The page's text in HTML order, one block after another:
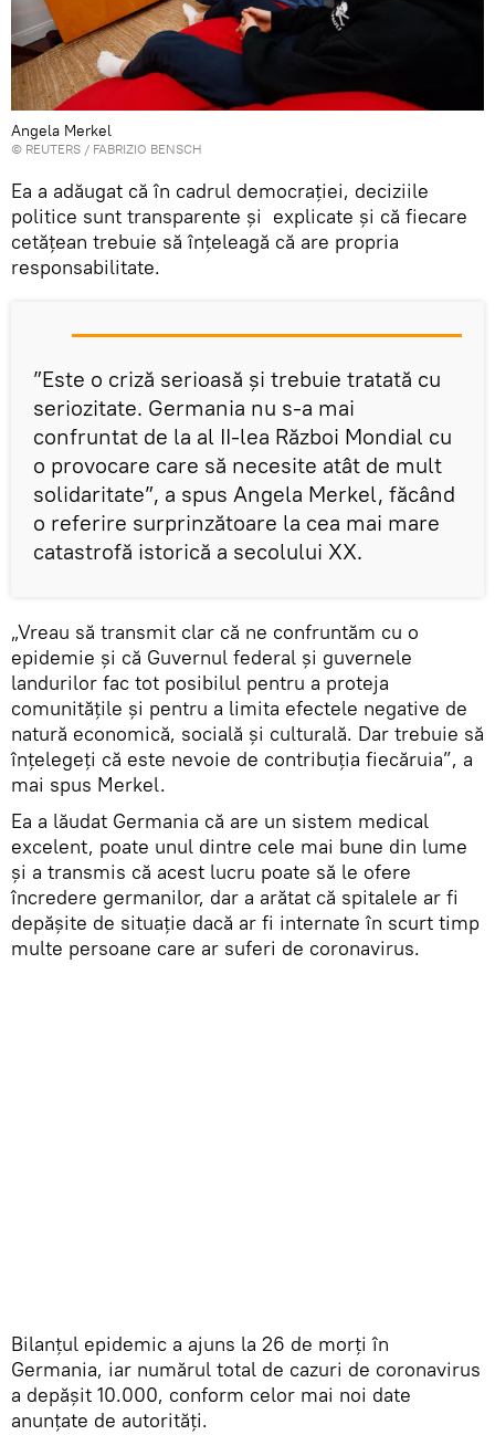
Angela Merkel
© REUTERS / FABRIZIO BENSCH
Ea a adăugat că în cadrul democraţiei, deciziile
politice sunt transparente şi explicate și că fiecare
cetăţean trebuie să înţeleagă că are propria
responsabilitate.
”Este o criză serioasă şi trebuie tratată cu
seriozitate. Germania nu s-a mai
confruntat de la al II-lea Război Mondial cu
o provocare care să necesite atât de mult
solidaritate”, a spus Angela Merkel, făcând
o referire surprinzătoare la cea mai mare
catastrofă istorică a secolului XX.
„Vreau să transmit clar că ne confruntăm cu o
epidemie şi că Guvernul federal şi guvernele
landurilor fac tot posibilul pentru a proteja
comunităţile şi pentru a limita efectele negative de
natură economică, socială şi culturală. Dar trebuie să
înţelegeţi că este nevoie de contribuţia fiecăruia”, a
mai spus Merkel.
Ea a lăudat Germania că are un sistem medical
excelent, poate unul dintre cele mai bune din lume
și a transmis că acest lucru poate să le ofere
încredere germanilor, dar a arătat că spitalele ar fi
depăşite de situaţie dacă ar fi internate în scurt timp
multe persoane care ar suferi de coronavirus.
Bilanţul epidemic a ajuns la 26 de morţi în
Germania, iar numărul total de cazuri de coronavirus
a depăşit 10.000, conform celor mai noi date
anunţate de autorităţi.